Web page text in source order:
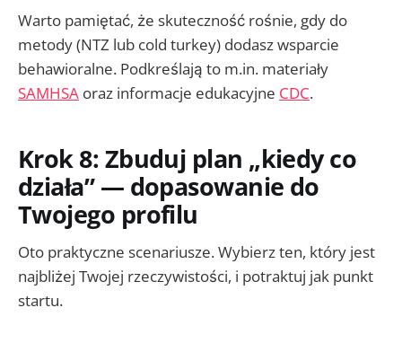
Warto pamiętać, że skuteczność rośnie, gdy do
metody (NTZ lub cold turkey) dodasz wsparcie
behawioralne. Podkreślają to m.in. materiały
SAMHSA oraz informacje edukacyjne CDC.
Krok 8: Zbuduj plan „kiedy co
działa” — dopasowanie do
Twojego profilu
Oto praktyczne scenariusze. Wybierz ten, który jest
najbliżej Twojej rzeczywistości, i potraktuj jak punkt
startu.